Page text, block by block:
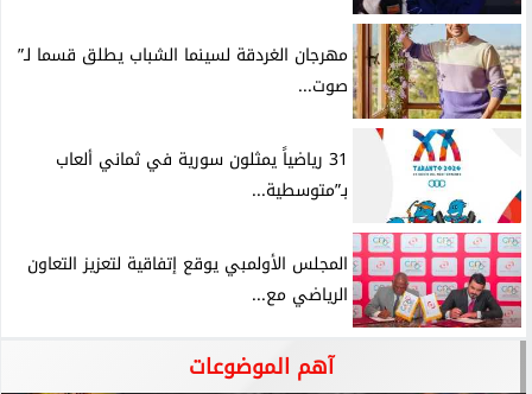
مهرجان الغردقة لسينما الشباب يطلق قسما لـ”
صوت...
31 رياضياً يمثلون سورية في ثماني ألعاب
بـ”متوسطية...
المجلس الأولمبي يوقع إتفاقية لتعزيز التعاون
الرياضي مع...
آهم الموضوعات